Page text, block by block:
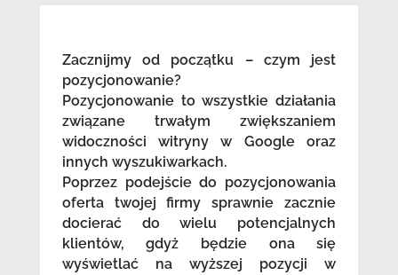
Zacznijmy od początku – czym jest
pozycjonowanie?
Pozycjonowanie to wszystkie działania
związane trwałym zwiększaniem
widoczności witryny w Google oraz
innych wyszukiwarkach.
Poprzez podejście do pozycjonowania
oferta twojej firmy sprawnie zacznie
docierać do wielu potencjalnych
klientów, gdyż będzie ona się
wyświetlać na wyższej pozycji w